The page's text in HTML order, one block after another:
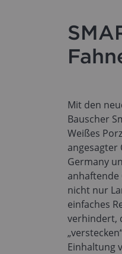
Mit den
Bauscher
Weißes
angesagter
Germany
anhaftende
nicht nur
einfaches
verhindert,
Einhaltung